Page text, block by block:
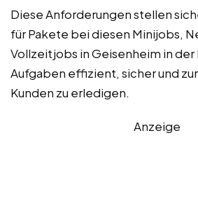
Diese Anforderungen stellen
für Pakete bei diesen Minijobs,
Vollzeitjobs in Geisenheim in der
Aufgaben effizient, sicher und
Kunden zu erledigen.
Anzeige